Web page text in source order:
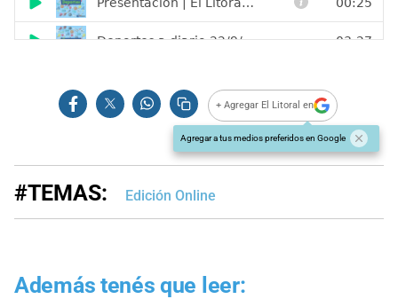
+ Agregar El Litoral en
Agregar a tus medios preferidos en Google
#TEMAS: Edición Online
Además tenés que leer: